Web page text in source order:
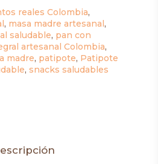
reales Colombia,
, masa madre artesanal,
saludable, pan con
artesanal Colombia,
madre, patipote, Patipote
, snacks saludables